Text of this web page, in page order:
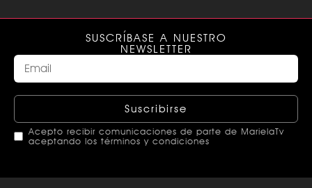
SUSCRÍBASE A NUESTRO
NEWSLETTER
Suscribirse
Acepto recibir comunicaciones de parte de MarielaTv
aceptando los términos y condiciones